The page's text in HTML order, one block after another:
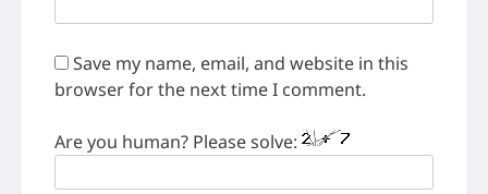
Save my name, email, and website in this
browser for the next time I comment.
Are you human? Please solve: